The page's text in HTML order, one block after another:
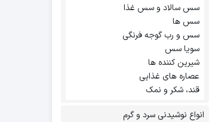
سس سالاد و سس غذا
سس ها
سس و رب گوجه فرنگی
سویا سس
شیرین کننده ها
عصاره های غذایی
قند، شکر و نمک
انواع نوشیدنی سرد و گرم